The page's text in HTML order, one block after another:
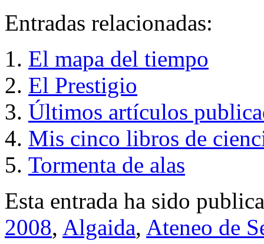
Entradas relacionadas:
El mapa del tiempo
El Prestigio
Últimos artículos
Mis cinco libros de
Tormenta de alas
Esta entrada ha sido
2008, Algaida, Ateneo de